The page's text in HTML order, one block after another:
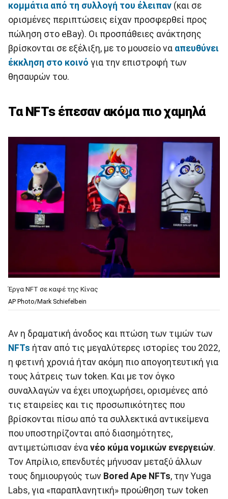
κομμάτια από τη συλλογή του έλειπαν (και σε
ορισμένες περιπτώσεις είχαν προσφερθεί προς
πώληση στο eBay). Οι προσπάθειες ανάκτησης
βρίσκονται σε εξέλιξη, με το μουσείο να απευθύνει
έκκληση στο κοινό για την επιστροφή των
θησαυρών του.
Τα NFTs έπεσαν ακόμα πιο χαμηλά
Έργα NFT σε καφέ της Κίνας
AP Photo/Mark Schiefelbein
Αν η δραματική άνοδος και πτώση των τιμών των
NFTs ήταν από τις μεγαλύτερες ιστορίες του 2022,
η φετινή χρονιά ήταν ακόμη πιο απογοητευτική για
τους λάτρεις των token. Και με τον όγκο
συναλλαγών να έχει υποχωρήσει, ορισμένες από
τις εταιρείες και τις προσωπικότητες που
βρίσκονται πίσω από τα συλλεκτικά αντικείμενα
που υποστηρίζονται από διασημότητες,
αντιμετώπισαν ένα νέο κύμα νομικών ενεργειών.
Τον Απρίλιο, επενδυτές μήνυσαν μεταξύ άλλων
τους δημιουργούς των Bored Ape NFTs, την Yuga
Labs, για «παραπλανητική» προώθηση των token